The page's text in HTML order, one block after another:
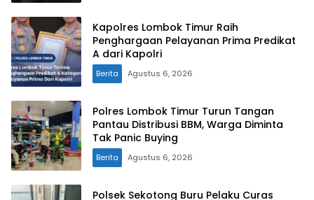
Kapolres Lombok Timur Raih
Penghargaan Pelayanan Prima Predikat
A dari Kapolri
Berita Agustus 6, 2026
Polres Lombok Timur Turun Tangan
Pantau Distribusi BBM, Warga Diminta
Tak Panic Buying
Berita Agustus 6, 2026
Polsek Sekotong Buru Pelaku Curas